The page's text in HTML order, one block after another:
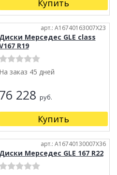
Купить
арт.: A16740163007X23
Диски Мерседес GLE class
R19
На заказ 45 дней
76 228 руб.
Купить
арт.: A16740130007X36
Диски Мерседес GLE 167 R22